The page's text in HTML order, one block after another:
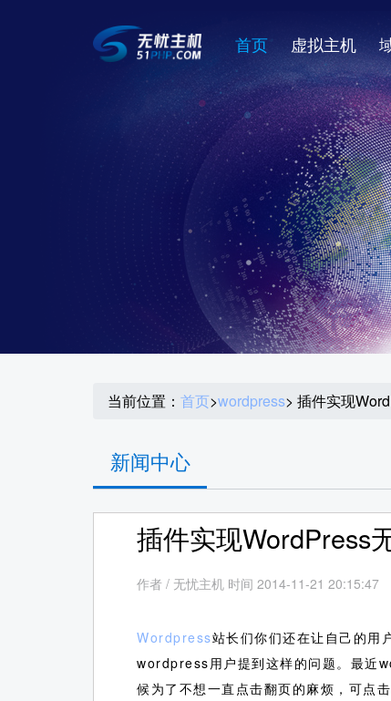
首页 虚拟主机
当前位置： 首页>wordpress> 插件实现
新闻中心
插件实现WordPress
作者 / 无忧主机 时间 2014-11-21 20:15:47
Wordpress站长们你们还在让自己的用
wordpress用户提到这样的问题。最近
候为了不想一直点击翻页的麻烦，可点